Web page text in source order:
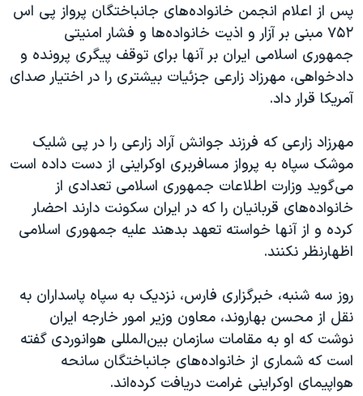
آرشیو پخش زنده
مجموعه مستندهای دادخواهی
تریبونال مردمی آبان ۹۸
دادگاه حمید نوری
چهل سال گروگان‌گیری
اعتراضات مردمی آبان ۹۸
اسرائیل در جنگ
نرگس محمدی برنده جایزه نوبل صلح
همایش محافظه‌کاران آمریکا «سی‌پک»
سفر پرزیدنت ترامپ به چین
پس از اعلام انجمن خانواده‌های جانباختگان پرواز پی اس
۷۵۲ مبنی بر آزار و اذیت خانواده‌ها و فشار امنیتی
جمهوری اسلامی ایران بر آنها برای توقف پیگری پرونده و
دادخواهی، مهرزاد زارعی جزئیات بیشتری را در اختیار صدای
آمریکا قرار داد.
مهرزاد زارعی که فرزند جوانش آراد زارعی را در پی شلیک
موشک سپاه به پرواز مسافربری اوکراینی از دست داده است
می‌گوید وزارت اطلاعات جمهوری اسلامی تعدادی از
خانواده‌های قربانیان را که در ایران سکونت دارند احضار
کرده و از آنها خواسته تعهد بدهند علیه جمهوری اسلامی
اظهارنظر نکنند.
روز سه شنبه، خبرگزاری فارس، نزدیک به سپاه پاسداران به
نقل از محسن بهاروند، معاون وزیر امور خارجه ایران
نوشت که او به مقامات سازمان بین‌المللی هوانوردی گفته
است که شماری از خانواده‌های جانباختگان سانحه
هواپیمای اوکراینی غرامت دریافت کرده‌اند.